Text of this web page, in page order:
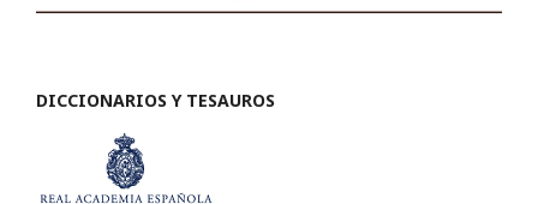
DICCIONARIOS Y TESAUROS